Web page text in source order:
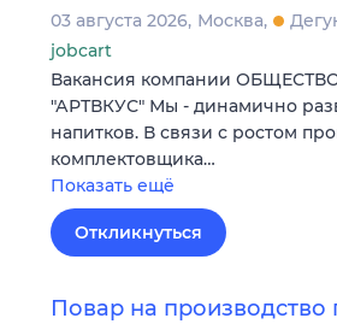
03 августа 2026 Москва
jobcart
Вакансия компании
"АРТВКУС" Мы - динамично
напитков. В связи с ростом
комплектовщика…
Показать ещё
Откликнуться
Повар на производство